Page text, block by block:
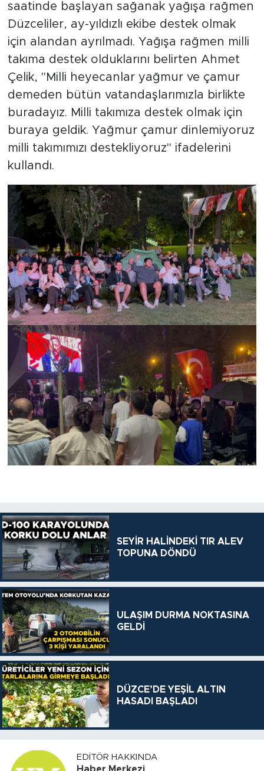
saatinde başlayan sağanak yağışa rağmen
Düzceliler, ay-yıldızlı ekibe destek olmak
için alandan ayrılmadı. Yağışa rağmen milli
takıma destek olduklarını belirten Ahmet
Çelik, "Milli heyecanlar yağmur ve çamur
demeden bütün vatandaşlarımızla birlikte
buradayız. Milli takımıza destek olmak için
buraya geldik. Yağmur çamur dinlemiyoruz
milli takımımızı destekliyoruz" ifadelerini
kullandı.
SEYİR HALİNDEKİ TIR ALEV
TOPUNA DÖNDÜ
ULAŞIM DURMA NOKTASINA
GELDİ
DÜZCE’DE YEŞİL ALTIN
HASADI BAŞLADI
EDITÖR HAKKINDA